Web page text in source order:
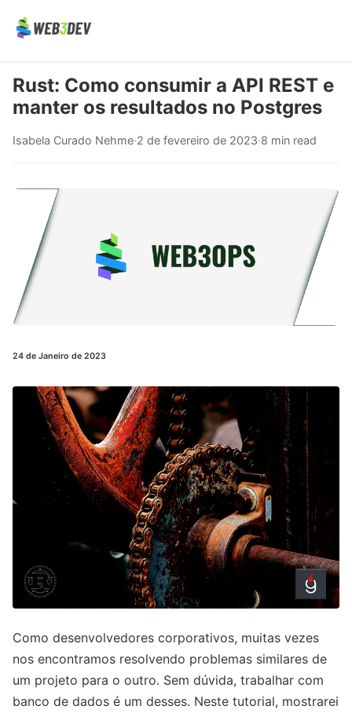
Rust: Como consumir a API REST e
manter os resultados no Postgres
Isabela Curado Nehme·2 de fevereiro de 2023·8 min read
24 de Janeiro de 2023
Como desenvolvedores corporativos, muitas vezes
nos encontramos resolvendo problemas similares de
um projeto para o outro. Sem dúvida, trabalhar com
banco de dados é um desses. Neste tutorial, mostrarei